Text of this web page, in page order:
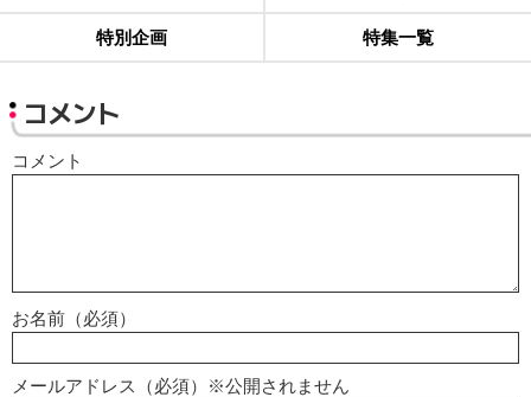
特別企画 特集一覧
コメント
コメント
お名前（必須）
メールアドレス（必須）※公開されません